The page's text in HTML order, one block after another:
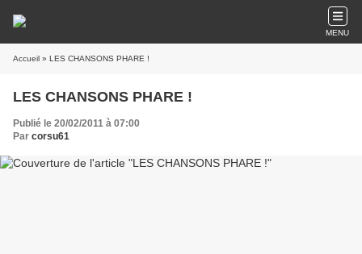
MENU
Accueil » LES CHANSONS PHARE !
LES CHANSONS PHARE !
Publié le 20/02/2011 à 07:00
Par corsu61